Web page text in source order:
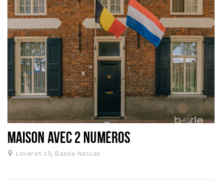
MAISON AVEC 2 NUMÉROS
Loveren 19, Baarle-Nassau